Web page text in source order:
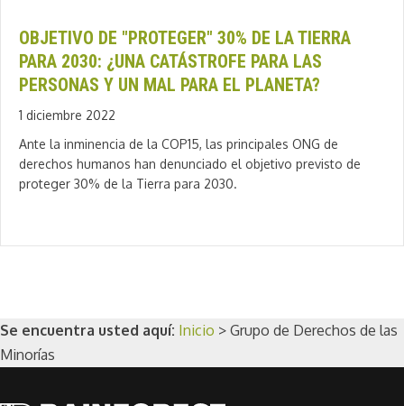
OBJETIVO DE "PROTEGER" 30% DE LA TIERRA
PARA 2030: ¿UNA CATÁSTROFE PARA LAS
PERSONAS Y UN MAL PARA EL PLANETA?
1 diciembre 2022
Ante la inminencia de la COP15, las principales ONG de
derechos humanos han denunciado el objetivo previsto de
proteger 30% de la Tierra para 2030.
Se encuentra usted aquí: Inicio > Grupo de Derechos de las
Minorías